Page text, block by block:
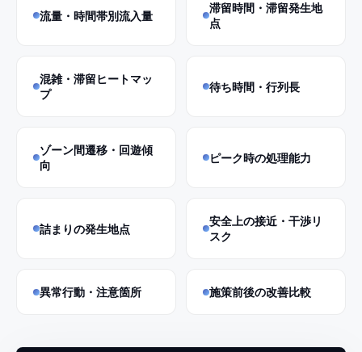
流量・時間帯別流入量
滞留時間・滞留発生地
点
混雑・滞留ヒートマッ
プ
待ち時間・行列長
ゾーン間遷移・回遊傾
向
ピーク時の処理能力
詰まりの発生地点
安全上の接近・干渉リ
スク
異常行動・注意箇所 施策前後の改善比較